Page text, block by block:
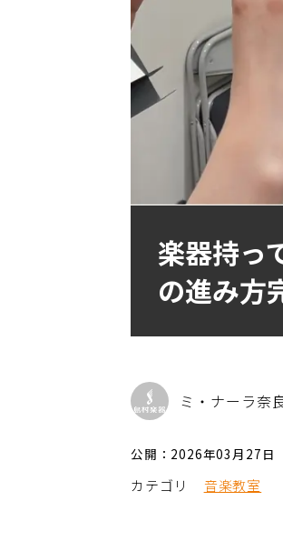
楽器持っ
の進み方
ミ・ナーラ奈
公開：2026年03月27日
カテゴリ 音楽教室